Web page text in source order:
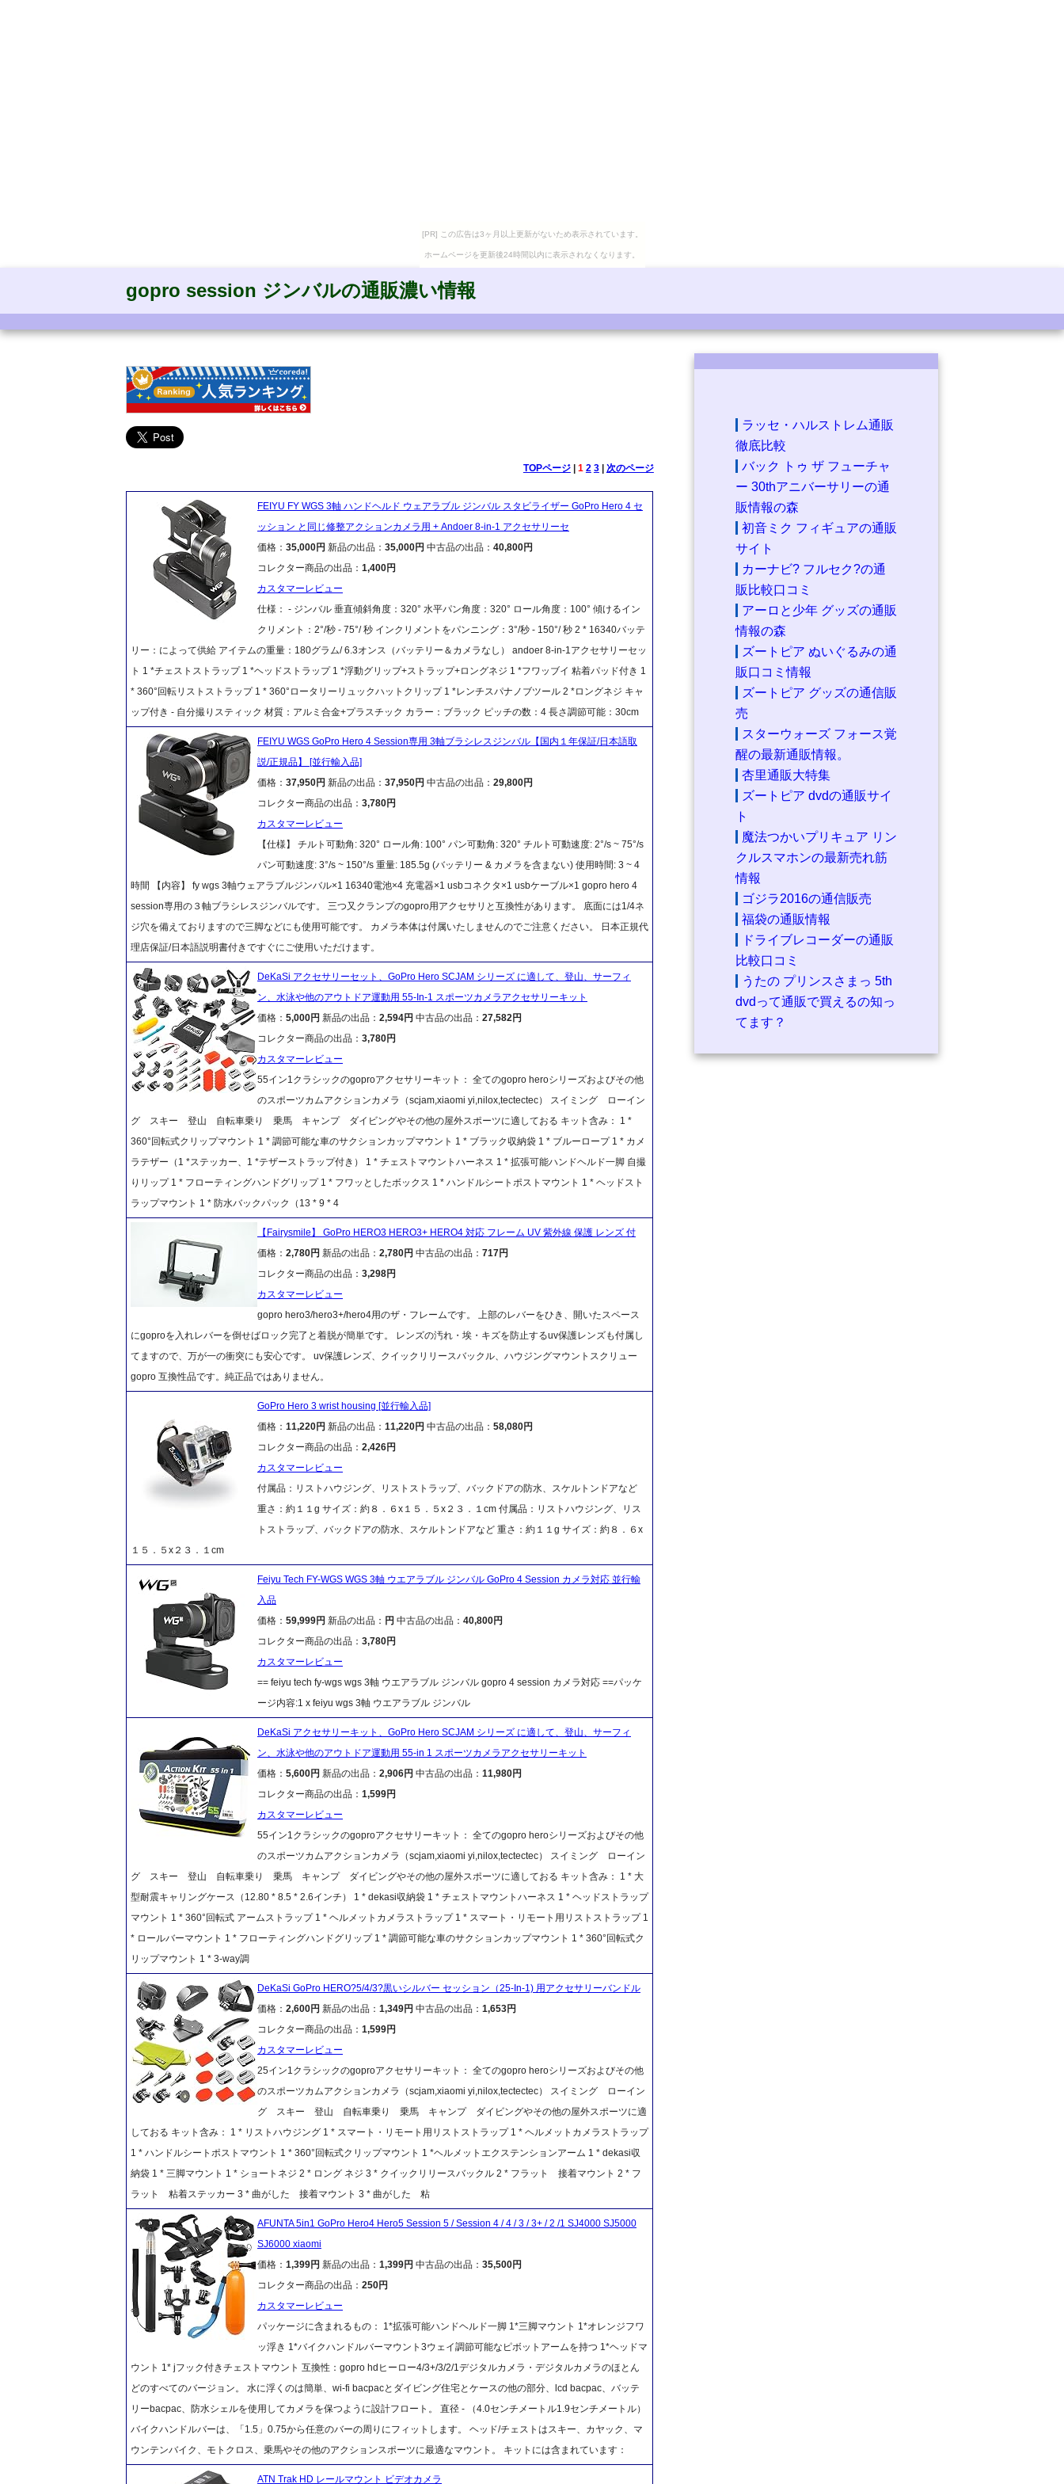
[PR] この広告は3ヶ月以上更新がないため表示されています。
ホームページを更新後24時間以内に表示されなくなります。
gopro session ジンバルの通販濃い情報
TOPページ| 1 2 3| 次のページ
FEIYU FY WGS 3軸 ハンドヘルド ウェアラブル ジンバル スタビライザー GoPro Hero 4 セ
ッション と同じ修整アクションカメラ用 + Andoer 8-in-1 アクセサリーセ
価格： 35,000円 新品の出品： 35,000円 中古品の出品： 40,800円
コレクター商品の出品： 1,400円
カスタマーレビュー
仕様： - ジンバル 垂直傾斜角度：320° 水平パン角度：320° ロール角度：100° 傾けるイン
クリメント：2°/秒 - 75°/ 秒 インクリメントをパンニング：3°/秒 - 150°/ 秒 2 * 16340バッテ
リー：によって供給 アイテムの重量：180グラム/ 6.3オンス（バッテリー＆カメラなし） andoer 8-in-1アクセサリーセッ
ト 1 *チェストストラップ 1 *ヘッドストラップ 1 *浮動グリップ+ストラップ+ロングネジ 1 *フワッブイ 粘着パッド付き 1
* 360°回転リストストラップ 1 * 360°ロータリーリュックハットクリップ 1 *レンチスパナノブツール 2 *ロングネジ キャ
ップ付き - 自分撮りスティック 材質：アルミ合金+プラスチック カラー：ブラック ピッチの数：4 長さ調節可能：30cm
FEIYU WGS GoPro Hero 4 Session専用 3軸ブラシレスジンバル【国内１年保証/日本語取
説/正規品】 [並行輸入品]
価格： 37,950円 新品の出品： 37,950円 中古品の出品： 29,800円
コレクター商品の出品： 3,780円
カスタマーレビュー
【仕様】 チルト可動角: 320° ロール角: 100° パン可動角: 320° チルト可動速度: 2°/s ~ 75°/s
パン可動速度: 3°/s ~ 150°/s 重量: 185.5g (バッテリー & カメラを含まない) 使用時間: 3 ~ 4
時間 【内容】 fy wgs 3軸ウェアラブルジンバル×1 16340電池×4 充電器×1 usbコネクタ×1 usbケーブル×1 gopro hero 4
session専用の３軸ブラシレスジンバルです。 三つ又クランプのgopro用アクセサリと互換性があります。 底面には1/4ネ
ジ穴を備えておりますので三脚などにも使用可能です。 カメラ本体は付属いたしませんのでご注意ください。 日本正規代
理店保証/日本語説明書付きですぐにご使用いただけます。
DeKaSi アクセサリーセット、GoPro Hero SCJAM シリーズ に適して、登山、サーフィ
ン、水泳や他のアウトドア運動用 55-In-1 スポーツカメラアクセサリーキット
価格： 5,000円 新品の出品： 2,594円 中古品の出品： 27,582円
コレクター商品の出品： 3,780円
カスタマーレビュー
55イン1クラシックのgoproアクセサリーキット： 全てのgopro heroシリーズおよびその他
のスポーツカムアクションカメラ（scjam,xiaomi yi,nilox,tectectec） スイミング ローイン
グ スキー 登山 自転車乗り 乗馬 キャンプ ダイビングやその他の屋外スポーツに適しておる キット含み： 1 *
360°回転式クリップマウント 1 * 調節可能な車のサクションカップマウント 1 * ブラック収納袋 1 * ブルーロープ 1 * カメ
ラテザー（1 *ステッカー、1 *テザーストラップ付き） 1 * チェストマウントハーネス 1 * 拡張可能ハンドヘルド一脚 自撮
りリップ 1 * フローティングハンドグリップ 1 * フワッとしたボックス 1 * ハンドルシートポストマウント 1 * ヘッドスト
ラップマウント 1 * 防水バックパック（13 * 9 * 4
【Fairysmile】 GoPro HERO3 HERO3+ HERO4 対応 フレーム UV 紫外線 保護 レンズ 付
価格： 2,780円 新品の出品： 2,780円 中古品の出品： 717円
コレクター商品の出品： 3,298円
カスタマーレビュー
gopro hero3/hero3+/hero4用のザ・フレームです。 上部のレバーをひき、開いたスペース
にgoproを入れレバーを倒せばロック完了と着脱が簡単です。 レンズの汚れ・埃・キズを防止するuv保護レンズも付属し
てますので、万が一の衝突にも安心です。 uv保護レンズ、クイックリリースバックル、ハウジングマウントスクリュー
gopro 互換性品です。純正品ではありません。
GoPro Hero 3 wrist housing [並行輸入品]
価格： 11,220円 新品の出品： 11,220円 中古品の出品： 58,080円
コレクター商品の出品： 2,426円
カスタマーレビュー
付属品：リストハウジング、リストストラップ、バックドアの防水、スケルトンドアなど
重さ：約１１g サイズ：約８．６x１５．５x２３．１cm 付属品：リストハウジング、リス
トストラップ、バックドアの防水、スケルトンドアなど 重さ：約１１g サイズ：約８．６x
１５．５x２３．１cm
Feiyu Tech FY-WGS WGS 3軸 ウエアラブル ジンバル GoPro 4 Session カメラ対応 並行輸
入品
価格： 59,999円 新品の出品： 円 中古品の出品： 40,800円
コレクター商品の出品： 3,780円
カスタマーレビュー
== feiyu tech fy-wgs wgs 3軸 ウエアラブル ジンバル gopro 4 session カメラ対応 ==パッケ
ージ内容:1 x feiyu wgs 3軸 ウエアラブル ジンバル
DeKaSi アクセサリーキット、GoPro Hero SCJAM シリーズ に適して、登山、サーフィ
ン、水泳や他のアウトドア運動用 55-in 1 スポーツカメラアクセサリーキット
価格： 5,600円 新品の出品： 2,906円 中古品の出品： 11,980円
コレクター商品の出品： 1,599円
カスタマーレビュー
55イン1クラシックのgoproアクセサリーキット： 全てのgopro heroシリーズおよびその他
のスポーツカムアクションカメラ（scjam,xiaomi yi,nilox,tectectec） スイミング ローイン
グ スキー 登山 自転車乗り 乗馬 キャンプ ダイビングやその他の屋外スポーツに適しておる キット含み： 1 * 大
型耐震キャリングケース（12.80 * 8.5 * 2.6インチ） 1 * dekasi収納袋 1 * チェストマウントハーネス 1 * ヘッドストラップ
マウント 1 * 360°回転式 アームストラップ 1 * ヘルメットカメラストラップ 1 * スマート・リモート用リストストラップ 1
* ロールバーマウント 1 * フローティングハンドグリップ 1 * 調節可能な車のサクションカップマウント 1 * 360°回転式ク
リップマウント 1 * 3-way調
DeKaSi GoPro HERO?5/4/3?黒いシルバー セッション（25-In-1) 用アクセサリーバンドル
価格： 2,600円 新品の出品： 1,349円 中古品の出品： 1,653円
コレクター商品の出品： 1,599円
カスタマーレビュー
25イン1クラシックのgoproアクセサリーキット： 全てのgopro heroシリーズおよびその他
のスポーツカムアクションカメラ（scjam,xiaomi yi,nilox,tectectec） スイミング ローイン
グ スキー 登山 自転車乗り 乗馬 キャンプ ダイビングやその他の屋外スポーツに適
しておる キット含み： 1 * リストハウジング 1 * スマート・リモート用リストストラップ 1 * ヘルメットカメラストラップ
1 * ハンドルシートポストマウント 1 * 360°回転式クリップマウント 1 *ヘルメットエクステンションアーム 1 * dekasi収
納袋 1 * 三脚マウント 1 * ショートネジ 2 * ロング ネジ 3 * クイックリリースバックル 2 * フラット 接着マウント 2 * フ
ラット 粘着ステッカー 3 * 曲がした 接着マウント 3 * 曲がした 粘
AFUNTA 5in1 GoPro Hero4 Hero5 Session 5 / Session 4 / 4 / 3 / 3+ / 2 /1 SJ4000 SJ5000
SJ6000 xiaomi
価格： 1,399円 新品の出品： 1,399円 中古品の出品： 35,500円
コレクター商品の出品： 250円
カスタマーレビュー
パッケージに含まれるもの： 1*拡張可能ハンドヘルド一脚 1*三脚マウント 1*オレンジフワ
ッ浮き 1*バイクハンドルバーマウント3ウェイ調節可能なピボットアームを持つ 1*ヘッドマ
ウント 1* jフック付きチェストマウント 互換性：gopro hdヒーロー4/3+/3/2/1デジタルカメラ・デジタルカメラのほとん
どのすべてのバージョン。 水に浮くのは簡単、wi-fi bacpacとダイビング住宅とケースの他の部分、lcd bacpac、バッテ
リーbacpac、防水シェルを使用してカメラを保つように設計フロート。 直径 - （4.0センチメートル1.9センチメートル）
バイクハンドルバーは、「1.5」0.75から任意のバーの周りにフィットします。 ヘッド/チェストはスキー、カヤック、マ
ウンテンバイク、モトクロス、乗馬やその他のアクションスポーツに最適なマウント。 キットには含まれています：
ATN Trak HD レールマウント ビデオカメラ
ラッセ・ハルストレム通販
徹底比較
バック トゥ ザ フューチャ
ー 30thアニバーサリーの通
販情報の森
初音ミク フィギュアの通販
サイト
カーナビ? フルセク?の通
販比較口コミ
アーロと少年 グッズの通販
情報の森
ズートピア ぬいぐるみの通
販口コミ情報
ズートピア グッズの通信販
売
スターウォーズ フォース覚
醒の最新通販情報。
杏里通販大特集
ズートピア dvdの通販サイ
ト
魔法つかいプリキュア リン
クルスマホンの最新売れ筋
情報
ゴジラ2016の通信販売
福袋の通販情報
ドライブレコーダーの通販
比較口コミ
うたの プリンスさまっ 5th
dvdって通販で買えるの知っ
てます？